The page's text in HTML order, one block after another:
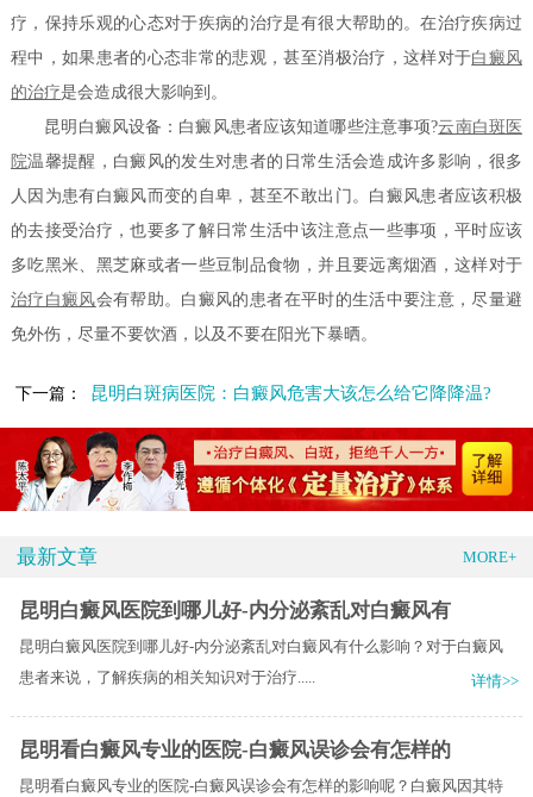
疗，保持乐观的心态对于疾病的治疗是有很大帮助的。在治疗疾病过
程中，如果患者的心态非常的悲观，甚至消极治疗，这样对于白癜风
的治疗是会造成很大影响到。
昆明白癜风设备：白癜风患者应该知道哪些注意事项?云南白斑医
院温馨提醒，白癜风的发生对患者的日常生活会造成许多影响，很多
人因为患有白癜风而变的自卑，甚至不敢出门。白癜风患者应该积极
的去接受治疗，也要多了解日常生活中该注意点一些事项，平时应该
多吃黑米、黑芝麻或者一些豆制品食物，并且要远离烟酒，这样对于
治疗白癜风会有帮助。白癜风的患者在平时的生活中要注意，尽量避
免外伤，尽量不要饮酒，以及不要在阳光下暴晒。
下一篇： 昆明白斑病医院：白癜风危害大该怎么给它降降温?
最新文章 MORE+
昆明白癜风医院到哪儿好-内分泌紊乱对白癜风有
昆明白癜风医院到哪儿好-内分泌紊乱对白癜风有什么影响？对于白癜风
患者来说，了解疾病的相关知识对于治疗.....
详情>>
昆明看白癜风专业的医院-白癜风误诊会有怎样的
昆明看白癜风专业的医院-白癜风误诊会有怎样的影响呢？白癜风因其特